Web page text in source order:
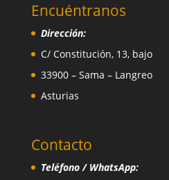
Encuéntranos
Dirección:
C/ Constitución, 13, bajo
33900 – Sama – Langreo
Asturias
Contacto
Teléfono / WhatsApp: